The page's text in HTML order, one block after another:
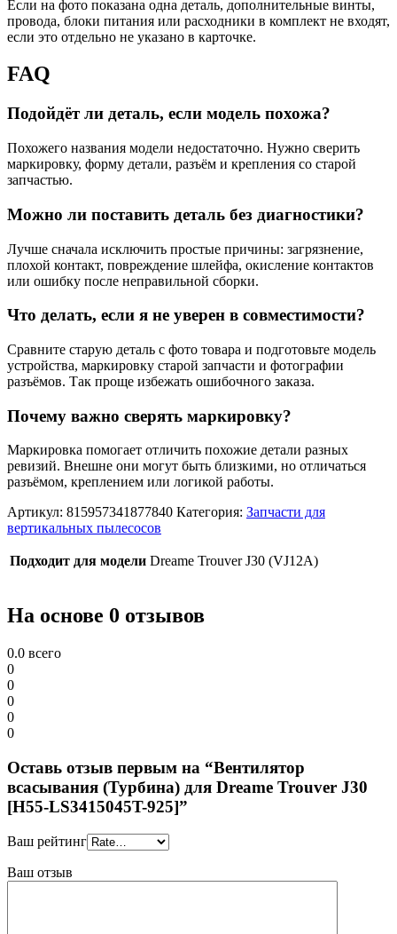
Если на фото показана одна деталь, дополнительные винты,
провода, блоки питания или расходники в комплект не входят,
если это отдельно не указано в карточке.
FAQ
Подойдёт ли деталь, если модель похожа?
Похожего названия модели недостаточно. Нужно сверить
маркировку, форму детали, разъём и крепления со старой
запчастью.
Можно ли поставить деталь без диагностики?
Лучше сначала исключить простые причины: загрязнение,
плохой контакт, повреждение шлейфа, окисление контактов
или ошибку после неправильной сборки.
Что делать, если я не уверен в совместимости?
Сравните старую деталь с фото товара и подготовьте модель
устройства, маркировку старой запчасти и фотографии
разъёмов. Так проще избежать ошибочного заказа.
Почему важно сверять маркировку?
Маркировка помогает отличить похожие детали разных
ревизий. Внешне они могут быть близкими, но отличаться
разъёмом, креплением или логикой работы.
Артикул: 815957341877840 Категория: Запчасти для
вертикальных пылесосов
Подходит для модели Dreame Trouver J30 (VJ12A)
На основе 0 отзывов
0.0 всего
0
0
0
0
0
Оставь отзыв первым на “Вентилятор
всасывания (Турбина) для Dreame Trouver J30
[H55-LS3415045T-925]”
Ваш рейтинг
Ваш отзыв